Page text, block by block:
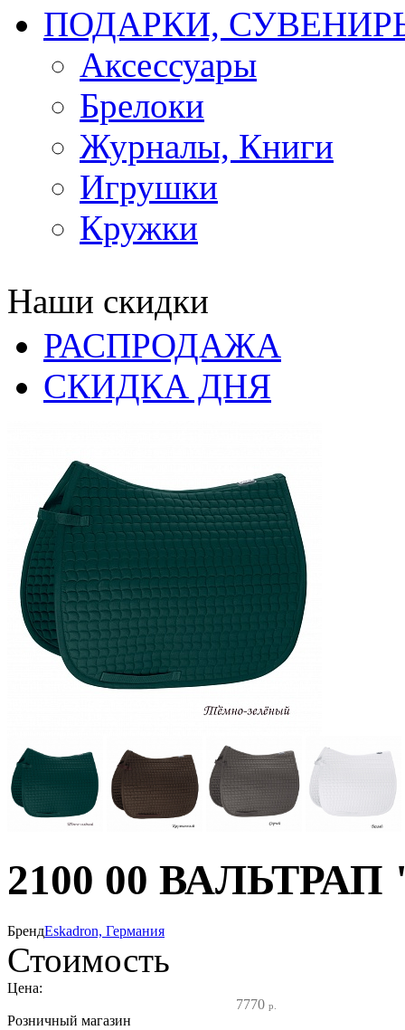
ПОДАРКИ,
Аксессуары
Брелоки
Журналы, Книги
Игрушки
Кружки
Наши скидки
РАСПРОДАЖА
СКИДКА ДНЯ
2100 00 ВАЛЬТРАП
БрендEskadron, Германия
Стоимость
Цена:
Розничный магазин
7770 р.